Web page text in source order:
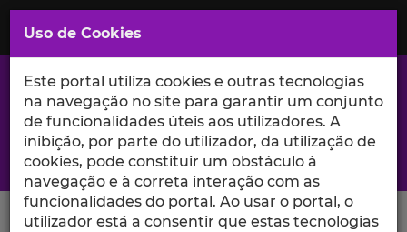
Saltar
para
Conteúdo
Principal
A excelência da investigação e ciência no Iscte
Search Button
Uso de Cookies
Este portal utiliza cookies e outras tecnologias
na navegação no site para garantir um conjunto
de funcionalidades úteis aos utilizadores. A
inibição, por parte do utilizador, da utilização de
cookies, pode constituir um obstáculo à
navegação e à correta interação com as
funcionalidades do portal. Ao usar o portal, o
utilizador está a consentir que estas tecnologias